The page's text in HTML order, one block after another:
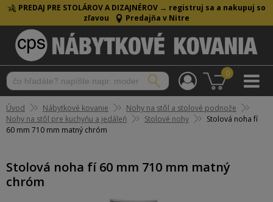
PREDAJ PRE STOLÁROV A DIZAJNÉROV → registruj sa a nakupuj so
zľavou
Predajňa v Nitre
0
Úvod Nábytkové kovanie
Nohy na stôl a stolové podnože
Nohy na stôl pre kuchyňu a jedáleň
Stolové nohy
Stolová noha fí
60 mm 710 mm matný chróm
Stolová noha fí 60 mm 710 mm matný
chróm